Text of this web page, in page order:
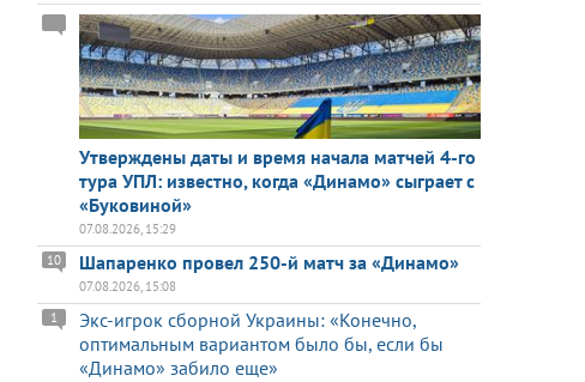
Утверждены даты и время начала матчей 4-го
тура УПЛ: известно, когда «Динамо» сыграет с
«Буковиной»
07.08.2026, 15:29
Шапаренко провел 250-й матч за «Динамо»
10
07.08.2026, 15:08
Экс-игрок сборной Украины: «Конечно,
оптимальным вариантом было бы, если бы
«Динамо» забило еще»
1